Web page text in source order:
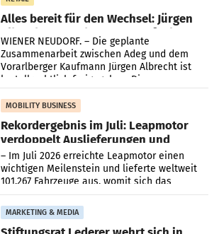
Alles bereit für den Wechsel: Jürgen
Albrecht setzt ab 1.1.2027 auf Adeg
WIENER NEUDORF. – Die geplante
Zusammenarbeit zwischen Adeg und dem
Vorarlberger Kaufmann Jürgen Albrecht ist
kartellrechtlich freigegeben: Die
Bundeswettbewerbsbehörde und der
Bundeskartellanwalt
MOBILITY BUSINESS
Rekordergebnis im Juli: Leapmotor
verdoppelt Auslieferungen und
überschreitet die 100.000er-Marke
– Im Juli 2026 erreichte Leapmotor einen
wichtigen Meilenstein und lieferte weltweit
101.267 Fahrzeuge aus, womit sich das
Ergebnis gegenüber Juli 2025 mehr als
verdoppelte (+102
MARKETING & MEDIA